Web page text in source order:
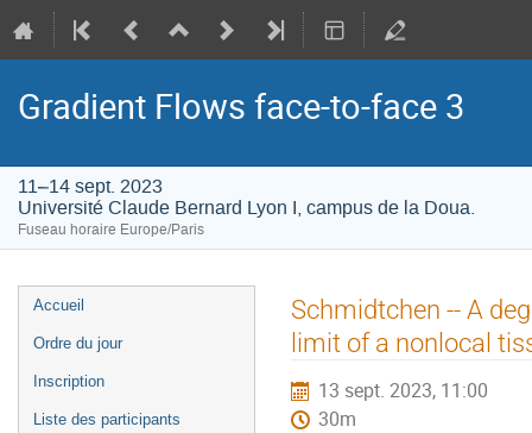
Gradient Flows face-to-face 3
11–14 sept. 2023
Université Claude Bernard Lyon I, campus de la Doua.
Fuseau horaire Europe/Paris
Menu
de
Accueil
Ordre du jour
Inscription
Liste des participants
Schmidtchen -- A
limit of a nonlocal
13 sept. 2023, 11:00
30m